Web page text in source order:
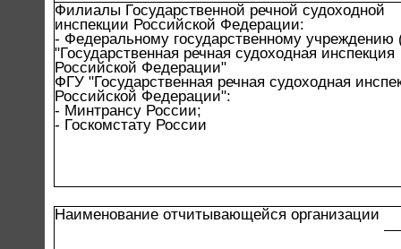
Филиалы Государственной речной судоходной
инспекции Российской Федерации:
- Федеральному государственному
"Государственная речная судоходная инспекция
Российской Федерации"
ФГУ "Государственная речная судоходная
Российской Федерации":
- Минтрансу России;
- Госкомстату России
Наименование отчитывающейся организации